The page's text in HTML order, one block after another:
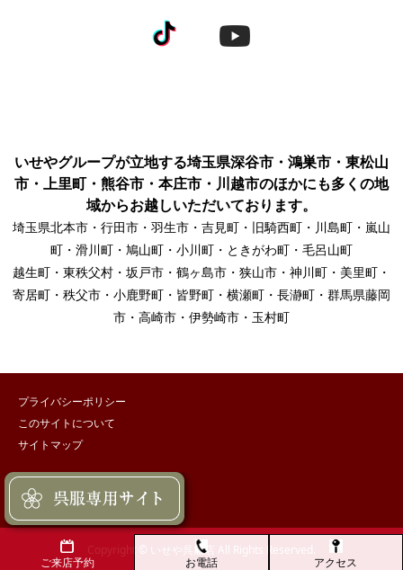
いせやグループが立地する埼玉県深谷市・鴻巣市・東松山
市・上里町・熊谷市・本庄市・川越市のほかにも多くの地
域からお越しいただいております。
埼玉県北本市・行田市・羽生市・吉見町・旧騎西町・川島町・嵐山
町・滑川町・鳩山町・小川町・ときがわ町・毛呂山町
越生町・東秩父村・坂戸市・鶴ヶ島市・狭山市・神川町・美里町・
寄居町・秩父市・小鹿野町・皆野町・横瀬町・長瀞町・群馬県藤岡
市・高崎市・伊勢崎市・玉村町
プライバシーポリシー
このサイトについて
サイトマップ
Copyright © いせや呉服店 All Rights Reserved.
ご来店予約 お電話 アクセス